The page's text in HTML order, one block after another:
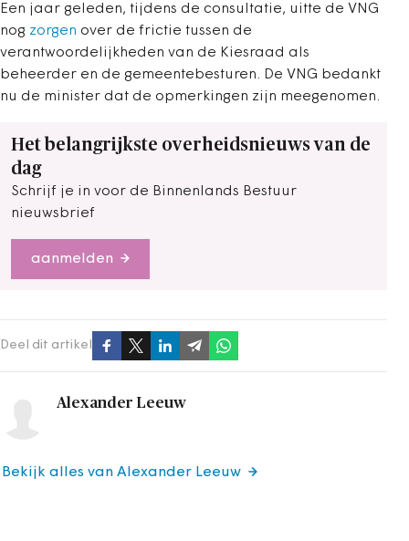
Een jaar geleden, tijdens de consultatie, uitte de VNG
nog zorgen over de frictie tussen de
verantwoordelijkheden van de Kiesraad als
beheerder en de gemeentebesturen. De VNG bedankt
nu de minister dat de opmerkingen zijn meegenomen.
Het belangrijkste overheidsnieuws van de
dag
Schrijf je in voor de Binnenlands Bestuur
nieuwsbrief
aanmelden
Deel dit artikel
Alexander Leeuw
Bekijk alles van Alexander Leeuw